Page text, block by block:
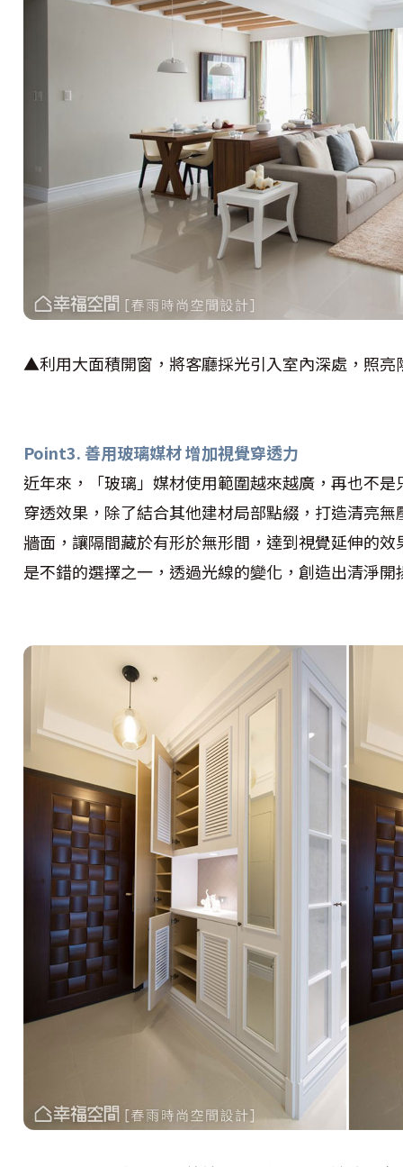
▲利用大面積開窗，將客廳採光引入室內深處，照亮
Point3. 善用玻璃媒材 增加視覺穿透力
近年來，「玻璃」媒材使用範圍越來越廣，再也不
穿透效果，除了結合其他建材局部點綴，打造清亮
牆面，讓隔間藏於有形於無形間，達到視覺延伸的
是不錯的選擇之一，透過光線的變化，創造出清淨